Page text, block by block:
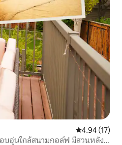
คะแนนเฉลี่ย
4.94 (17)
บอุ่นใกล้สนามกอล์ฟ มีสวนหลัง